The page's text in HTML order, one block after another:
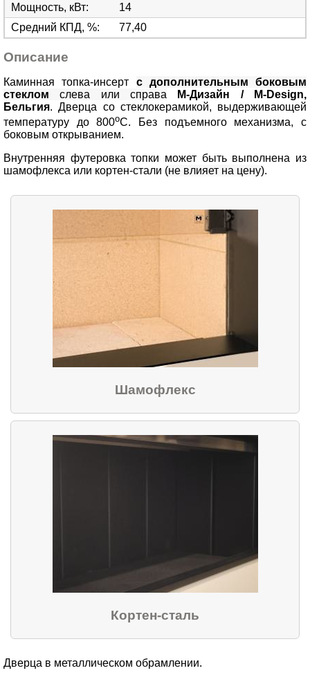
Мощность, кВт:
14
Средний КПД, %: 77,40
Описание
Каминная топка-инсерт с дополнительным боковым
стеклом слева или справа
М-Дизайн / M-Design,
Бельгия. Дверца со стеклокерамикой, выдерживающей
температуру до 800оС. Без подъемного механизма, с
боковым открыванием.
Внутренняя футеровка топки может быть выполнена из
шамофлекса или кортен-стали (не влияет на цену).
Шамофлекс
Кортен-сталь
Дверца в металлическом обрамлении.